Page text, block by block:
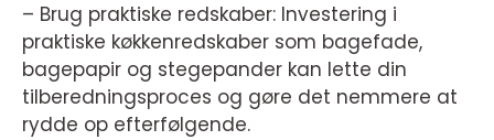
– Brug praktiske redskaber: Investering i
praktiske køkkenredskaber som bagefade,
bagepapir og stegepander kan lette din
tilberedningsproces og gøre det nemmere at
rydde op efterfølgende.